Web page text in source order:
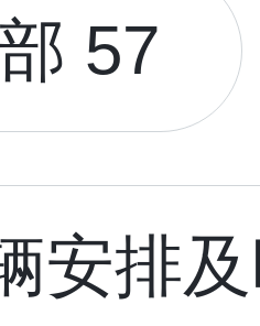
57
安排